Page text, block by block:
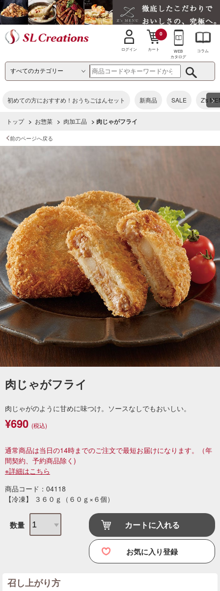
ログイン カート
0
WEB
カタログ
コラム
初めての方におすすめ！おうちごはんセット 新商品 SALE Z's >
トップ > お惣菜 > 肉加工品 > 肉じゃがフライ
前のページへ戻る
肉じゃがフライ
肉じゃがのように甘めに味つけ。ソースなしでもおいしい。
¥690 (税込)
通常商品は当日の14時までのご注文で最短お届けになります。
（年
間契約、予約商品除く)
※詳細はこちら
商品コード：04118
【冷凍】 ３６０ｇ（６０ｇ×６個）
数量 カートに入れる
お気に入り登録
召し上がり方